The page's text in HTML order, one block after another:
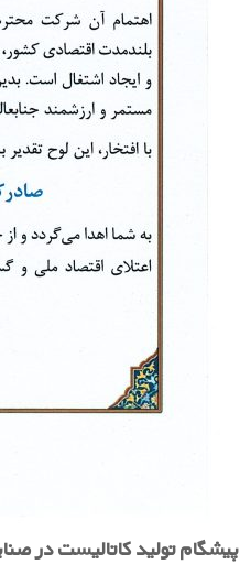
پیشگام تولید کاتالیست در